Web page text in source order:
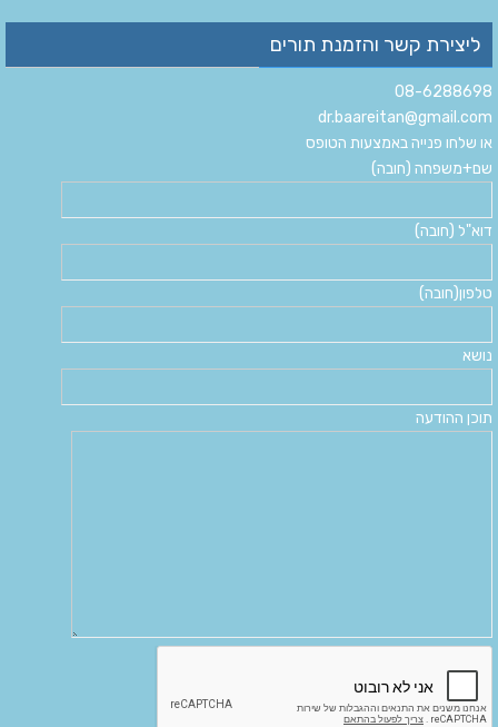
ליצירת קשר והזמנת תורים
08-6288698
dr.baareitan@gmail.com
או שלחו פנייה באמצעות הטופס
שם+משפחה (חובה)
דוא"ל (חובה)
טלפון(חובה)
נושא
תוכן ההודעה